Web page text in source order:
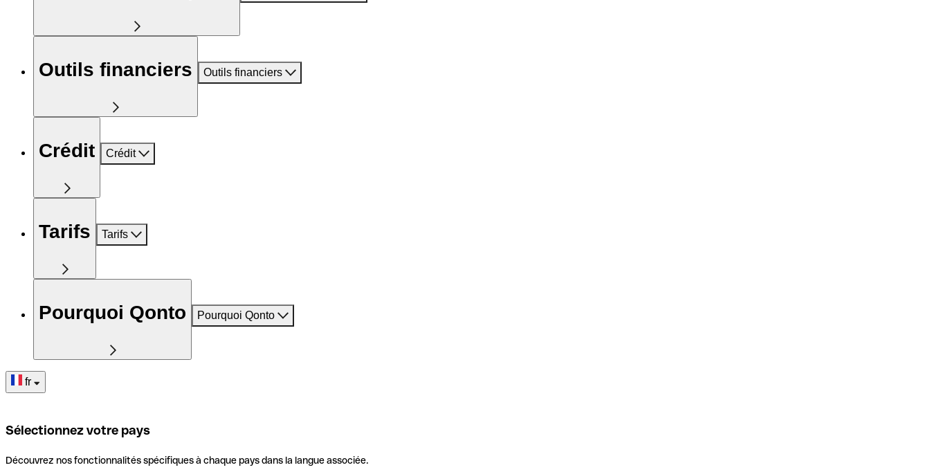
Outils financiers Outils financiers
Crédit Crédit
Tarifs Tarifs
Pourquoi Qonto Pourquoi Qonto
fr
Sélectionnez votre pays
Découvrez nos fonctionnalités spécifiques à chaque pays dans la langue associée.